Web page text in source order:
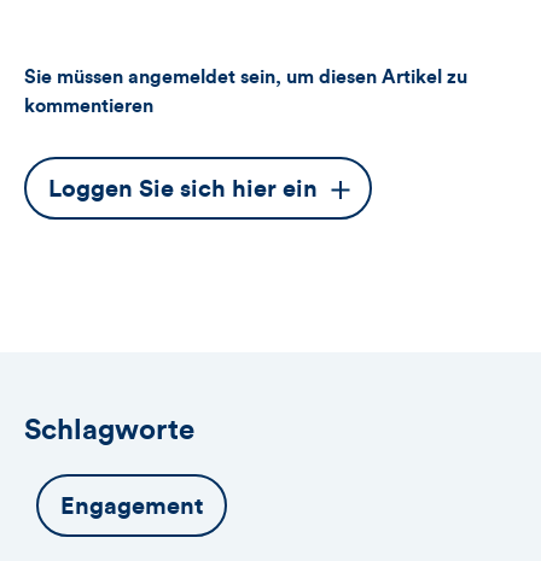
Sie müssen angemeldet sein, um diesen Artikel zu
kommentieren
Dieser
Button
Loggen Sie sich hier ein
Schlagworte
Engagement